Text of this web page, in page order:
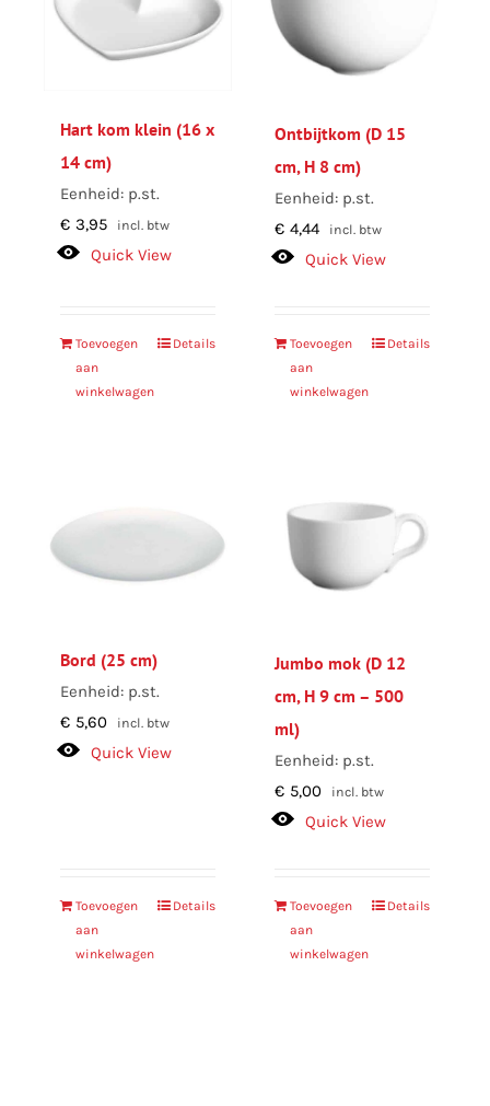
Hart kom klein (16 x
14 cm)
Eenheid: p.st.
€ 3,95 incl. btw
Quick View
Toevoegen
aan
winkelwagen
Details
Ontbijtkom (D 15
cm, H 8 cm)
Eenheid: p.st.
€ 4,44 incl. btw
Quick View
Toevoegen
aan
winkelwagen
Details
Bord (25 cm)
Eenheid: p.st.
€ 5,60 incl. btw
Quick View
Toevoegen
aan
winkelwagen
Details
Jumbo mok (D 12
cm, H 9 cm – 500
ml)
Eenheid: p.st.
€ 5,00 incl. btw
Quick View
Toevoegen
aan
winkelwagen
Details